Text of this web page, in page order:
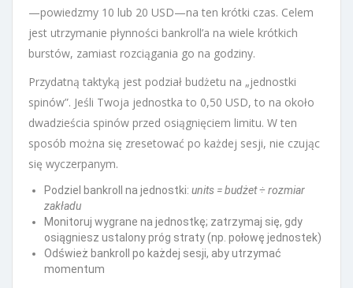
—powiedzmy 10 lub 20 USD—na ten krótki czas. Celem
jest utrzymanie płynności bankroll’a na wiele krótkich
burstów, zamiast rozciągania go na godziny.
Przydatną taktyką jest podział budżetu na „jednostki
spinów”. Jeśli Twoja jednostka to 0,50 USD, to na około
dwadzieścia spinów przed osiągnięciem limitu. W ten
sposób można się zresetować po każdej sesji, nie czując
się wyczerpanym.
Podziel bankroll na jednostki: units = budżet ÷ rozmiar
zakładu
Monitoruj wygrane na jednostkę; zatrzymaj się, gdy
osiągniesz ustalony próg straty (np. połowę jednostek)
Odśwież bankroll po każdej sesji, aby utrzymać
momentum